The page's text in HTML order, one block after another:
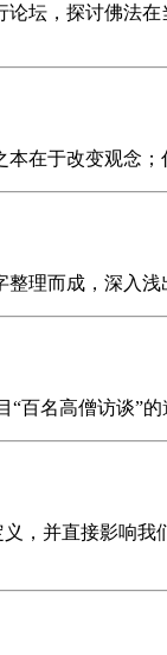
坛，探讨佛法
在于改变观念
理而成，深入
“百名高僧访谈
，并直接影响